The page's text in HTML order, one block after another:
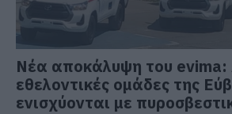
Νέα αποκάλυψη του evima:
εθελοντικές ομάδες της
ενισχύονται με